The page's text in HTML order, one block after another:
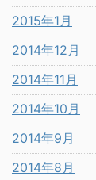
2015年1月
2014年12月
2014年11月
2014年10月
2014年9月
2014年8月